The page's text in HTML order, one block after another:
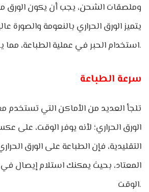
وملصقات الشحن، يجب أن يكون الورق
يتميز الورق الحراري بالنعومة والصورة
استخدام الحبر في عملية الطباعة، مما يجعل الصورة واضحة.
سرعة الطباعة
تلجأ العديد من الأماكن التي تستخدم
الورق الحراري؛ لأنه يوفر الوقت، على
التقليدية، فإن الطباعة على الورق
المعتاد، بحيث يمكنك استلام إيصال في
الوقت.